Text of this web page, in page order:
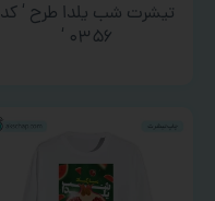
تیشرت شب یلدا طرح ‘ کد
۰۳۵۶ ‘